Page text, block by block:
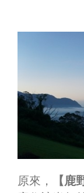
原來， 【鹿